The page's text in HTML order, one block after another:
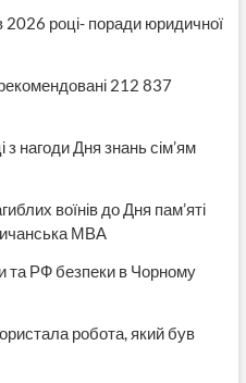
2026 році- поради юридичної
212 837
нагоди Дня знань сім’ям
воїнів до Дня пам’яті
МВА
та РФ безпеки в Чорному
робота, який був